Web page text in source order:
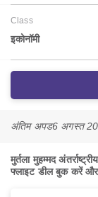
Class
इकोनॉमी
अंतिम अपड6 अगस्त
मुर्तला मुहम्मद
फ्लाइट डील बुक करें और